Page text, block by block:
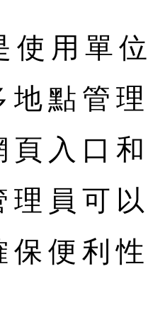
使用單
地點管
頁入口
理員可
保便利